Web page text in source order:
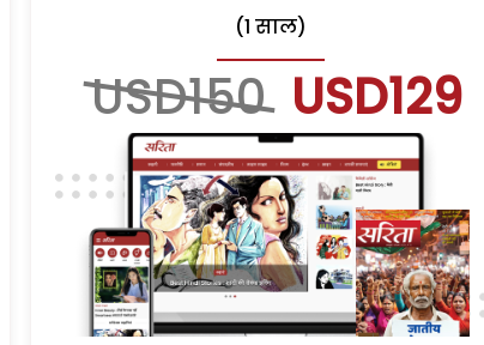
(1 साल)
USD150 USD129